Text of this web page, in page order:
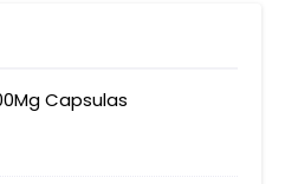
Capsulas